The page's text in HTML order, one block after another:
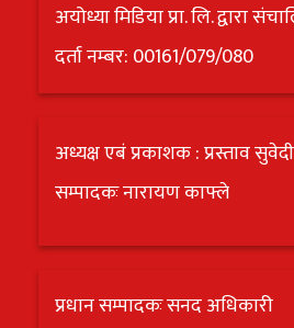
अयोध्या मिडिया प्रा. लि. द्वारा
दर्ता नम्बर: 00161/079/080
अध्यक्ष एबं प्रकाशक : प्रस्ताव सुवेदी
सम्पादकः नारायण काफ्ले
प्रधान सम्पादकः सनद अधिकारी